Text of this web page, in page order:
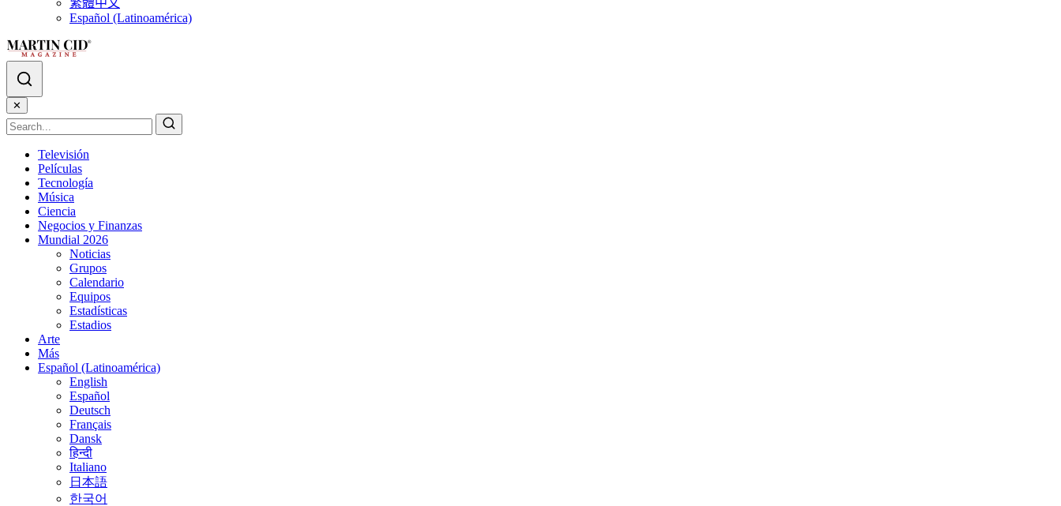
繁體中文
Español (Latinoamérica)
✕
Televisión
Películas
Tecnología
Música
Ciencia
Negocios y Finanzas
Mundial 2026
Noticias
Grupos
Calendario
Equipos
Estadísticas
Estadios
Arte
Más
Español (Latinoamérica)
English
Español
Deutsch
Français
Dansk
हिन्दी
Italiano
日本語
한국어